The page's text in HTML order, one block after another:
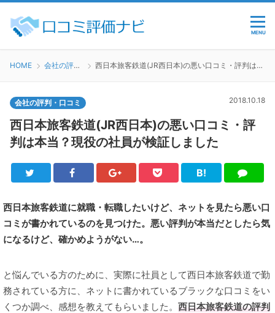
MENU
HOME 会社の評判・口コミ 西日本旅客鉄道(JR西日本)の悪い口コミ・評判は本当？現役の社員が検証しました
会社の評判・口コミ 2018.10.18
西日本旅客鉄道(JR西日本)の悪い口コミ・評
判は本当？現役の社員が検証しました
Twitter FacebookGoogle+Pocket
B!
は
LINE
西日本旅客鉄道に就職・転職したいけど、ネットを見たら悪い口
コミが書かれているのを見つけた。悪い評判が本当だとしたら気
になるけど、確かめようがない…。
と悩んでいる方のために、実際に社員として西日本旅客鉄道で勤
務されている方に、ネットに書かれているブラックな口コミをい
くつか調べ、感想を教えてもらいました。 西日本旅客鉄道の評判